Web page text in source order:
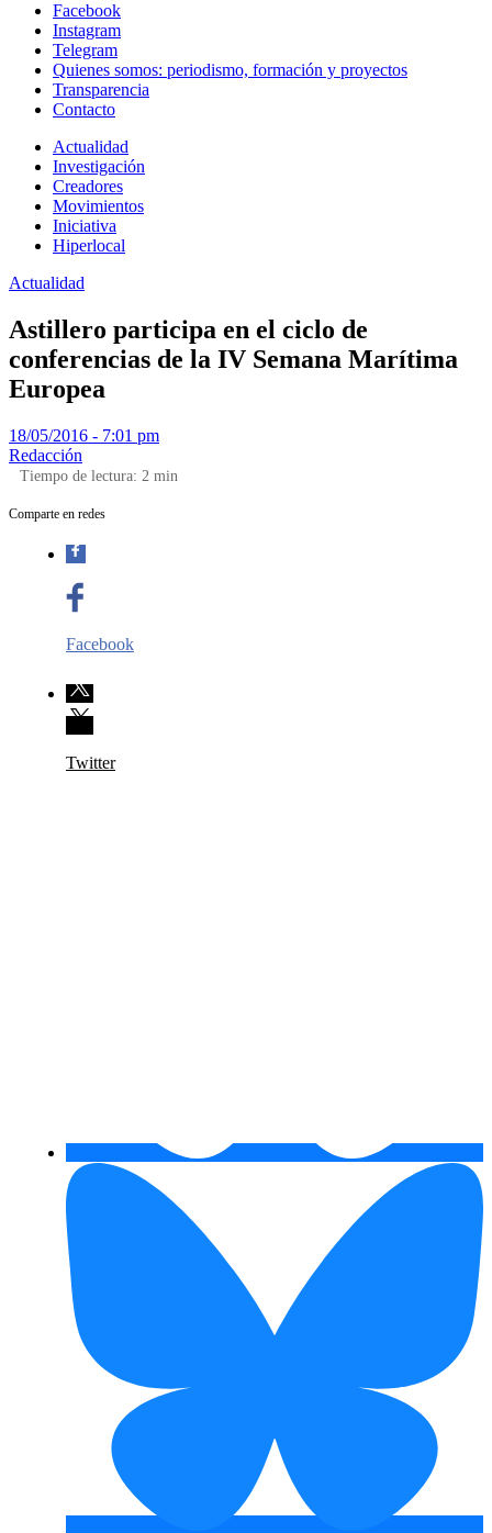
Facebook
Instagram
Telegram
Quienes somos: periodismo, formación y proyectos
Transparencia
Contacto
Actualidad
Investigación
Creadores
Movimientos
Iniciativa
Hiperlocal
Actualidad
Astillero participa en el ciclo de
conferencias de la IV Semana Marítima
Europea
18/05/2016 - 7:01 pm
Redacción
Tiempo de lectura: 2 min
Comparte en redes
Facebook
Twitter